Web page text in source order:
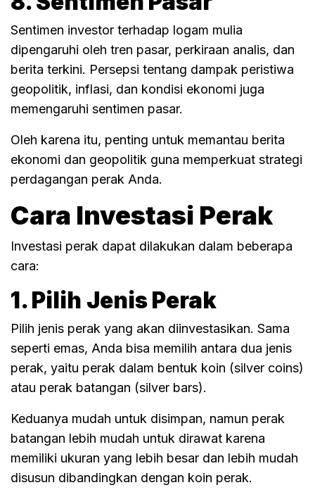
Sentimen investor terhadap logam mulia
dipengaruhi oleh tren pasar, perkiraan analis, dan
berita terkini. Persepsi tentang dampak peristiwa
geopolitik, inflasi, dan kondisi ekonomi juga
memengaruhi sentimen pasar.
Oleh karena itu, penting untuk memantau berita
ekonomi dan geopolitik guna memperkuat strategi
perdagangan perak Anda.
Cara Investasi Perak
Investasi perak dapat dilakukan dalam beberapa
cara:
1. Pilih Jenis Perak
Pilih jenis perak yang akan diinvestasikan. Sama
seperti emas, Anda bisa memilih antara dua jenis
perak, yaitu perak dalam bentuk koin (silver coins)
atau perak batangan (silver bars).
Keduanya mudah untuk disimpan, namun perak
batangan lebih mudah untuk dirawat karena
memiliki ukuran yang lebih besar dan lebih mudah
disusun dibandingkan dengan koin perak.